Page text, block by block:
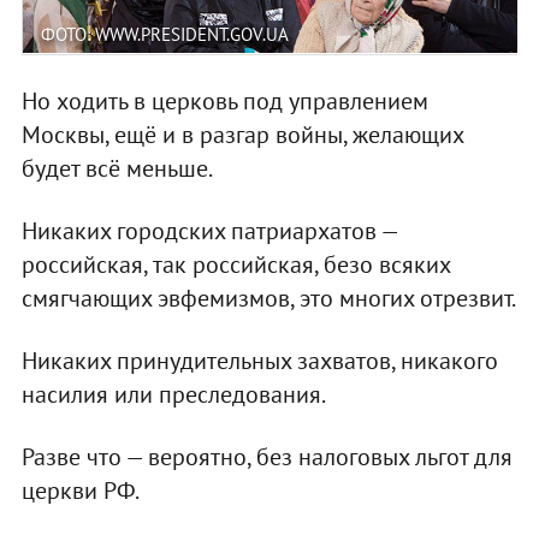
ФОТО: WWW.PRESIDENT.GOV.UA
Но ходить в церковь под управлением
Москвы, ещё и в разгар войны, желающих
будет всё меньше.
Никаких городских патриархатов —
российская, так российская, безо всяких
смягчающих эвфемизмов, это многих отрезвит.
Никаких принудительных захватов, никакого
насилия или преследования.
Разве что — вероятно, без налоговых льгот для
церкви РФ.